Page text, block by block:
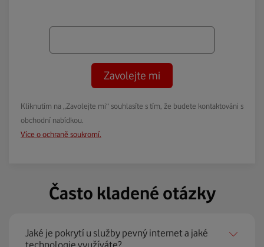
Zavolejte mi
Kliknutím na „Zavolejte mi“ souhlasíte s tím, že budete kontaktováni s
obchodní nabídkou.
Více o ochraně soukromí.
Často kladené otázky
Jaké je pokrytí u služby pevný internet a jaké
technologie využíváte?